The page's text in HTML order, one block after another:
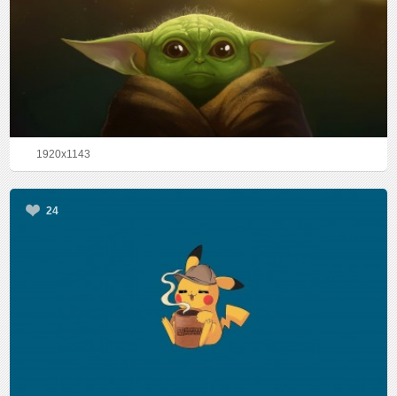
1920x1143
24